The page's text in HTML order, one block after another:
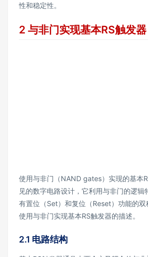
性和稳定性。
2 与非门实现基本RS触发器
使用与非门（NAND gates）实现的基本
见的数字电路设计，它利用与非门的逻辑
有置位（Set）和复位（Reset）功能的
使用与非门实现基本RS触发器的描述。
2.1 电路结构